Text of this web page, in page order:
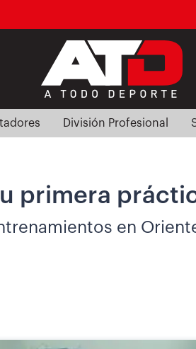
División Profesional
primera
en